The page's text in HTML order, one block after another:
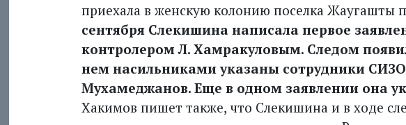
приехала в женскую колонию поселка Жаугашты
сентября Слекишина написала первое
контролером Л. Хамракуловым. Следом
нем насильниками указаны сотрудники СИЗО
Мухамеджанов. Еще в одном заявлении она
Хакимов пишет также, что Слекишина и в ходе